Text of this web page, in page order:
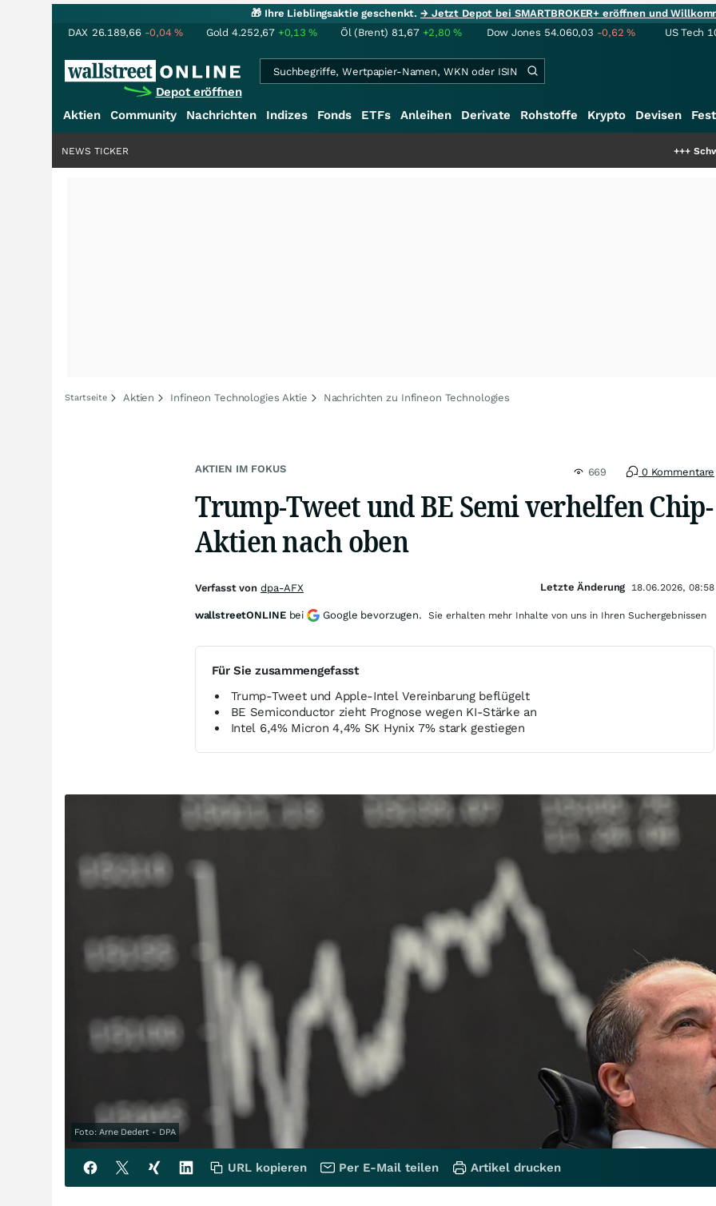
🎁 Ihre Lieblingsaktie geschenkt.→ Jetzt Depot bei SMARTBROKER+ eröffnen und
DAX 26.189,66 -0,04% Gold 4.252,67 +0,13% Öl (Brent) 81,67 +2,80% Dow Jones 54.060,03 -0,62% US Tech
Depot eröffnen
Aktien Community Nachrichten Indizes Fonds ETFs Anleihen Derivate Rohstoffe Krypto Devisen
Schwere Seltene
NEWS TICKER
Startseite Aktien Infineon Technologies Aktie Nachrichten zu Infineon Technologies
AKTIEN IM FOKUS 669 0 Kommentare
Trump-Tweet und BE Semi verhelfen Chip-
Aktien nach oben
Für Sie zusammengefasst
Trump-Tweet und Apple-Intel Vereinbarung beflügelt
BE Semiconductor zieht Prognose wegen KI-Stärke an
Intel 6,4% Micron 4,4% SK Hynix 7% stark gestiegen
Foto: Arne Dedert - DPA
Verfasst von dpa-AFX Letzte Änderung 18.06.2026, 08:58
wallstreetONLINE bei Google bevorzugen. Sie erhalten mehr Inhalte von uns in Ihren Suchergebnissen
URL kopieren Per E-Mail teilen Artikel drucken